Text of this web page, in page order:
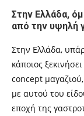
Στην Ελλάδα,
από την υψηλή
Στην Ελλάδα,
κάποιος
concept
με αυτού του
εποχή της